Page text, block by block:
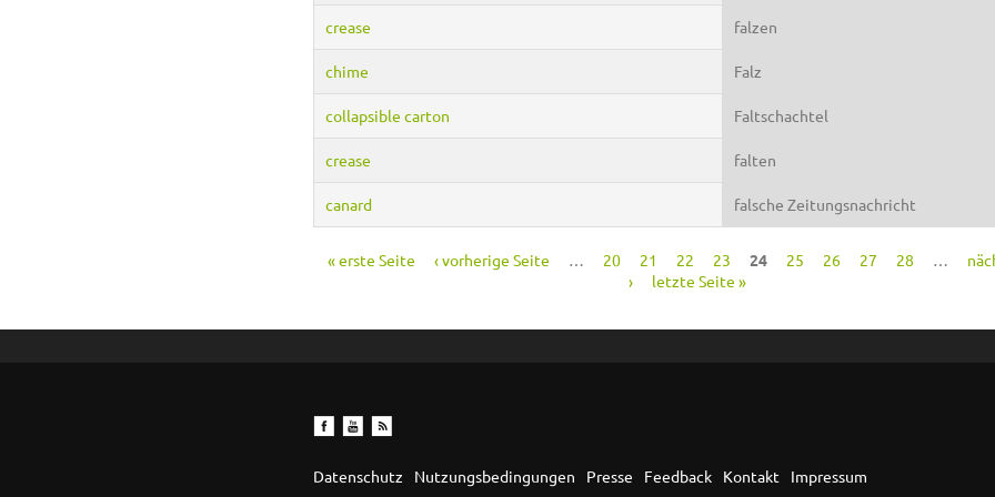
crease falzen
chime Falz
collapsible carton Faltschachtel
crease falten
canard falsche Zeitungsnachricht
« erste Seite ‹ vorherige Seite 20 21 22 23 24 25 26 27 28
›
letzte Seite »
Datenschutz Nutzungsbedingungen Presse Feedback Kontakt Impressum